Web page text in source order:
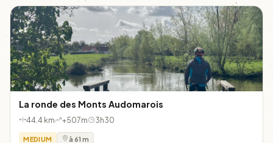
La ronde des Monts Audomarois
44.4 km +507m 3h30
MEDIUM à 61 m